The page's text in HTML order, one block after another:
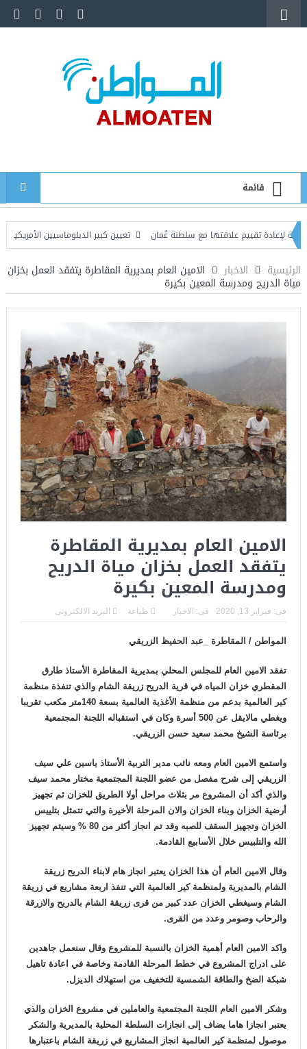
قائمة
تقييم علاقتها مع سلطنة عُمان
تعيين كبير الدبلوماسيين الأمريكيين قائماً
الرئيسية الاخبار الامين العام بمديرية المقاطرة يتفقد العمل بخزان
مياة الدريح ومدرسة المعين بكيرة
الامين العام بمديرية المقاطرة
يتفقد العمل بخزان مياة الدريح
ومدرسة المعين بكيرة
فى: فبراير 13, 2020 فى: الاخبار طباعة البريد الالكترونى
المواطن / المقاطرة _عبد الحفيظ الزريقي
تفقد الامين العام للمجلس المحلي بمديرية المقاطرة الأستاذ طارق
المقطري خزان المياه في قرية الدريح زريقة الشام والذي تنفذة منظمة
كير العالمية بدعم من منظمة الأغذية العالمية بسعة 140متر مكعب تقريبا
ويغطي مالايقل عن 500 أسرة وكان في استقباله اللجنة المجتمعية
برئاسة الشيخ محمد سعيد حسن الزريقي.
واستمع الامين العام ومعه نائب مدير التربية الأستاذ ياسين علي سيف
الزريقي إلى شرح مفصل من عضو اللجنة المجتمعية مختار محمد سيف
والذي أكد أن المشروع مر بثلاث مراحل أولا الطريق للخزان ثم تجهيز
أرضية الخزان وبناء الخزان والان المرحلة الأخيرة والتي تتمثل بتلييس
الخزان وتجهيز السقف للصبه وقد تم انجاز أكثر من 80 % وسيتم تجهيز
الله والتلبيس خلال الأسابيع القادمة.
وقال الامين العام أن هذا الخزان يعتبر انجاز هام لابناء الدريح زريقة
الشام بالمديرية ولمنظمة كير العالمية التي تنفذ اربعة مشاريع في زريقة
الشام وسيغطي الخزان عدد كبير من قرى زريقة الشام بالدريح والازرقة
والرحاب وصومر وعدد من القرى.
واكد الامين العام أهمية الخزان بالنسبة للمشروع وقال سنعمل جاهدين
على ادراج المشروع في خطط المرحلة القادمة وخاصة في اعادة تاهيل
شبكة الضخ والطاقة الشمسية للتخفيف من استهلاك الديزل.
وشكر الامين العام اللجنة المجتمعية والعاملين في مشروع الخزان والذي
يعتبر انجازا هاما يضاف إلى انجازات السلطة المحلية بالمديرية والشكر
موصول لمنظمة كير العالمية انجاز المشاريع في زريقة الشام باعتبارها